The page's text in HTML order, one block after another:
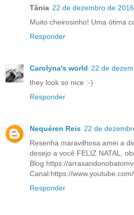
Tânia 22 de dezembro de
Muito cheirosinho! Uma ótima
Responder
Carolyna's world 22 de
they look so nice :-)
Responder
Nequéren Reis 22 de
Resenha maravilhosa amei a
desejo a você FELIZ NATAL,
Blog:https://
Canal:https://
Responder